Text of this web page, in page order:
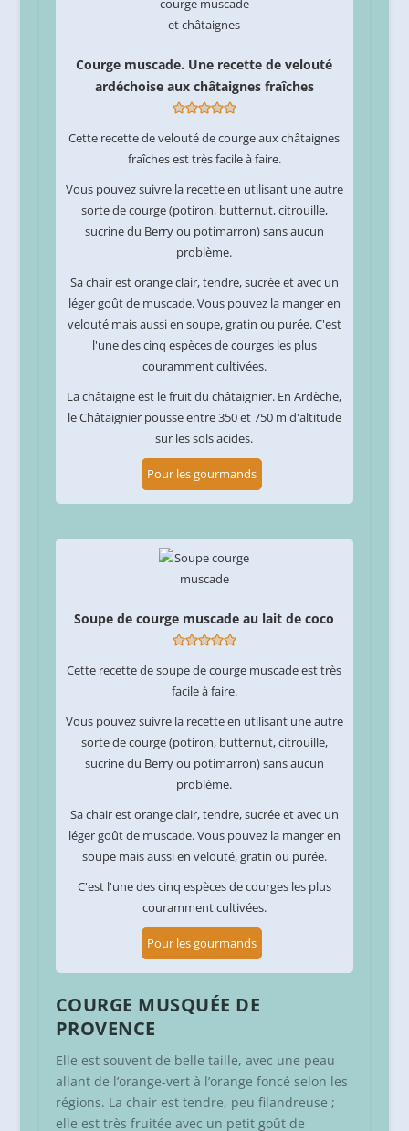
Courge muscade. Une recette de velouté
ardéchoise aux châtaignes fraîches
Cette recette de velouté de courge aux châtaignes
fraîches est très facile à faire.
Vous pouvez suivre la recette en utilisant une autre
sorte de courge (potiron, butternut, citrouille,
sucrine du Berry ou potimarron) sans aucun
problème.
Sa chair est orange clair, tendre, sucrée et avec un
léger goût de muscade. Vous pouvez la manger en
velouté mais aussi en soupe, gratin ou purée. C'est
l'une des cinq espèces de courges les plus
couramment cultivées.
La châtaigne est le fruit du châtaignier. En Ardèche,
le Châtaignier pousse entre 350 et 750 m d'altitude
sur les sols acides.
Pour les gourmands
Soupe de courge muscade au lait de coco
Cette recette de soupe de courge muscade est très
facile à faire.
Vous pouvez suivre la recette en utilisant une autre
sorte de courge (potiron, butternut, citrouille,
sucrine du Berry ou potimarron) sans aucun
problème.
Sa chair est orange clair, tendre, sucrée et avec un
léger goût de muscade. Vous pouvez la manger en
soupe mais aussi en velouté, gratin ou purée.
C'est l'une des cinq espèces de courges les plus
couramment cultivées.
Pour les gourmands
COURGE MUSQUÉE DE
PROVENCE
Elle est souvent de belle taille, avec une peau
allant de l’orange-vert à l’orange foncé selon les
régions. La chair est tendre, peu filandreuse ;
elle est très fruitée avec un petit goût de